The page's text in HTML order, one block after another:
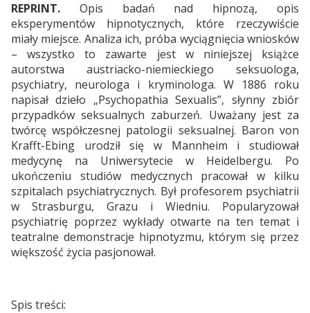
REPRINT. Opis badań nad hipnozą, opis
eksperymentów hipnotycznych, które rzeczywiście
miały miejsce. Analiza ich, próba wyciągnięcia wniosków
– wszystko to zawarte jest w niniejszej książce
autorstwa austriacko-niemieckiego seksuologa,
psychiatry, neurologa i kryminologa. W 1886 roku
napisał dzieło „Psychopathia Sexualis”, słynny zbiór
przypadków seksualnych zaburzeń. Uważany jest za
twórcę współczesnej patologii seksualnej. Baron von
Krafft-Ebing urodził się w Mannheim i studiował
medycynę na Uniwersytecie w Heidelbergu. Po
ukończeniu studiów medycznych pracował w kilku
szpitalach psychiatrycznych. Był profesorem psychiatrii
w Strasburgu, Grazu i Wiedniu. Popularyzował
psychiatrię poprzez wykłady otwarte na ten temat i
teatralne demonstracje hipnotyzmu, którym się przez
większość życia pasjonował.
Spis treści: